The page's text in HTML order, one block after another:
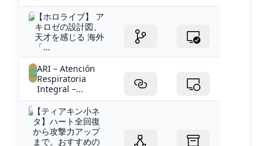
【ホロライブ】 ア
キロゼの設計図、
天才を感じる 海外
「...
ARI – Atención
Respiratoria
Integral –...
【ティアキン小ネ
タ】ハート全回復
から攻撃力アップ
まで。おすすめの